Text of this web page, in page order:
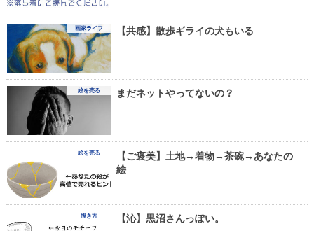
画家ライフ 【共感】散歩ギライの犬もいる
絵を売る まだネットやってないの？
絵を売る
【ご褒美】土地→着物→茶碗→あなたの
絵
描き方 【沁】黒沼さんっぽい。